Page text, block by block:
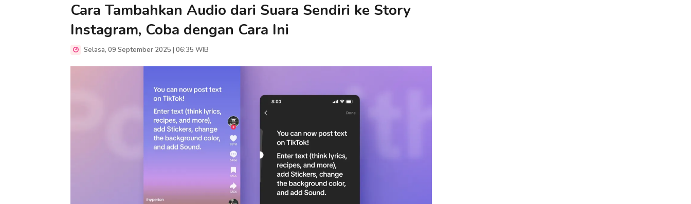
Cara Tambahkan Audio dari Suara Sendiri ke Story
Instagram, Coba dengan Cara Ini
Selasa, 09 September 2025 | 06:35 WIB